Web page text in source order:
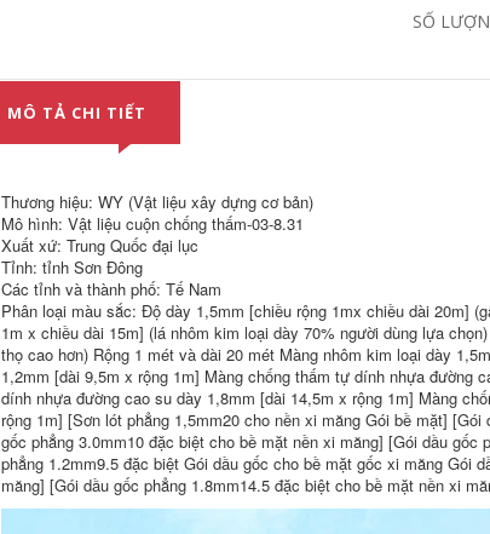
mái Vật liệu chống
thấm Bẫy chống rò rỉ
King Mud Asphalt
thấm khổ lớn
Vật liệu chống thấm
và chống dột cho
mái nhà Ngói bên
ngoài Nhà dột mái
nhà Bungalow SBS
Asphalt Màng
chống thấm tự dính
Màu đỏ băng keo
dán tôn
3,260,000
Mái ngói và mái
chống thấm dột vật
liệu chống thấm sbs
bitum tự dính màng
chống thấm mái sử
dụng bên ngoài để
Màng chống thấm
tự dính nhựa đường
thấm nước bẫy vật
Trap King Roof
Cracks Butyl
Waterproof Tape
Rò rỉ Nhãn dán Tạo
tác băng keo chống
thấm 20cm
540,000
Mái nhà, mái nhà,
mái nhà, bitum biến
tính SBS, màng
chống thấm nung
cháy, vải sơn, giấy
vải, SPS, xi măng
chống thấm băng
SỐ
MÔ TẢ CHI TIẾT
Thương hiệu: WY (Vật liệu xây dựng cơ bản)
Mô hình: Vật liệu cuộn chống thấm-03-8.31
Xuất xứ: Trung Quốc đại lục
Tỉnh: tỉnh Sơn Đông
Các tỉnh và thành phố: Tế Nam
Phân loại màu sắc: Độ dày 1,5mm [chiều rộng 1mx chiều dài 20m]
1m x chiều dài 15m] (lá nhôm kim loại dày 70% người dùng lựa
thọ cao hơn) Rộng 1 mét và dài 20 mét Màng nhôm kim loại dày
1,2mm [dài 9,5m x rộng 1m] Màng chống thấm tự dính nhựa đường
dính nhựa đường cao su dày 1,8mm [dài 14,5m x rộng 1m] Màng
rộng 1m] [Sơn lót phẳng 1,5mm20 cho nền xi măng Gói bề mặt]
gốc phẳng 3.0mm10 đặc biệt cho bề mặt nền xi măng] [Gói dầu
phẳng 1.2mm9.5 đặc biệt Gói dầu gốc cho bề mặt gốc xi măng Gói
măng] [Gói dầu gốc phẳng 1.8mm14.5 đặc biệt cho bề mặt nền xi